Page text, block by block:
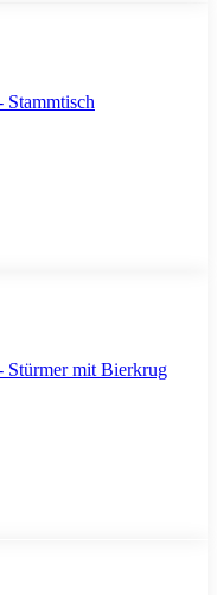
Stürmer mit Bierkrug